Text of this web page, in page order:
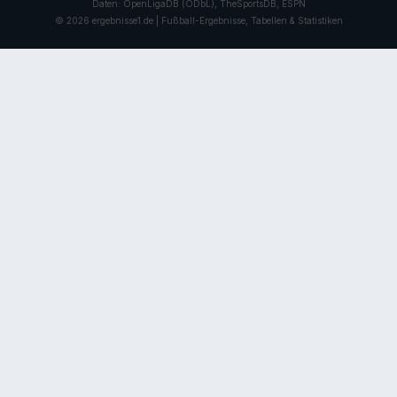
Daten: OpenLigaDB (ODbL), TheSportsDB, ESPN
© 2026 ergebnisse1.de | Fußball-Ergebnisse, Tabellen & Statistiken